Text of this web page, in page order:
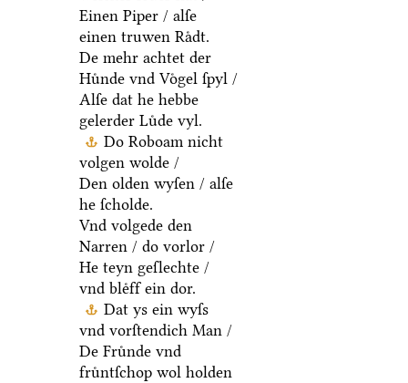
Einen Piper / alſe
einen truwen Raͤdt.
De mehr achtet der
Huͤnde vnd Voͤgel ſpyl /
Alſe dat he hebbe
gelerder Luͤde vyl.
Do Roboam nicht
volgen wolde /
Den olden wyſen / alſe
he ſcholde.
Vnd volgede den
Narren / do vorlor /
He teyn geſlechte /
vnd bleͤff ein dor.
Dat ys ein wyſs
vnd vorſtendich Man /
De Fruͤnde vnd
fruͤntſchop wol holden